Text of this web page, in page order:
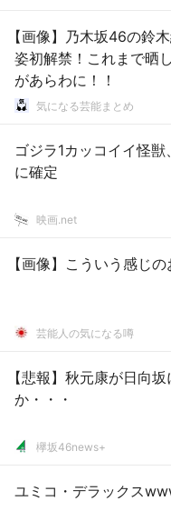
【画像】乃木坂46の鈴
姿初解禁！これまで晒
があらわに！！
気になる芸能まとめ
ゴジラ1カッコイイ怪
に確定
映画.net
【画像】こういう感じ
芸能人の気になる噂
【悲報】秋元康が日向
か・・・
欅坂46news+
ユミコ・デラックス